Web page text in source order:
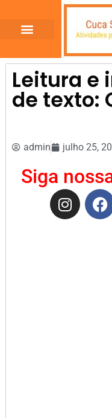
Leitura e
de texto:
admin julho 25,
Siga